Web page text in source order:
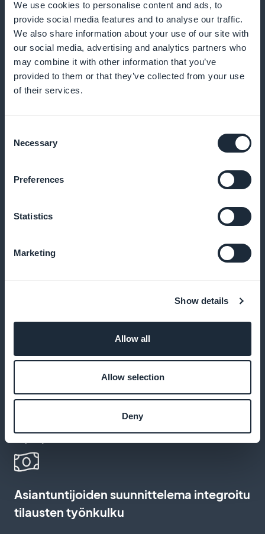
We use cookies to personalise content and ads, to
provide social media features and to analyse our traffic.
We also share information about your use of our site with
our social media, advertising and analytics partners who
may combine it with other information that you’ve
provided to them or that they’ve collected from your use
of their services.
Selection
Necessary
Preferences
Statistics
Marketing
Show details
Allow all
Allow selection
Deny
Urheilusisällön yksityiskohtaiset
tilaajatilastot
Pääset käsiksi tarkkoihin analyyseihin tilaajistasi ja
voit optimoida sisältöstrategiaasi
Mobiilisovelluksen etusivulla oleva
etusivulla
Tilaussivun mukauttaminen
Luo tilaussivu, joka kuvastaa brändiäsi ja sitouttaa
käyttäjiäsi
Asiantuntijoiden suunnittelema integroitu
tilausten työnkulku